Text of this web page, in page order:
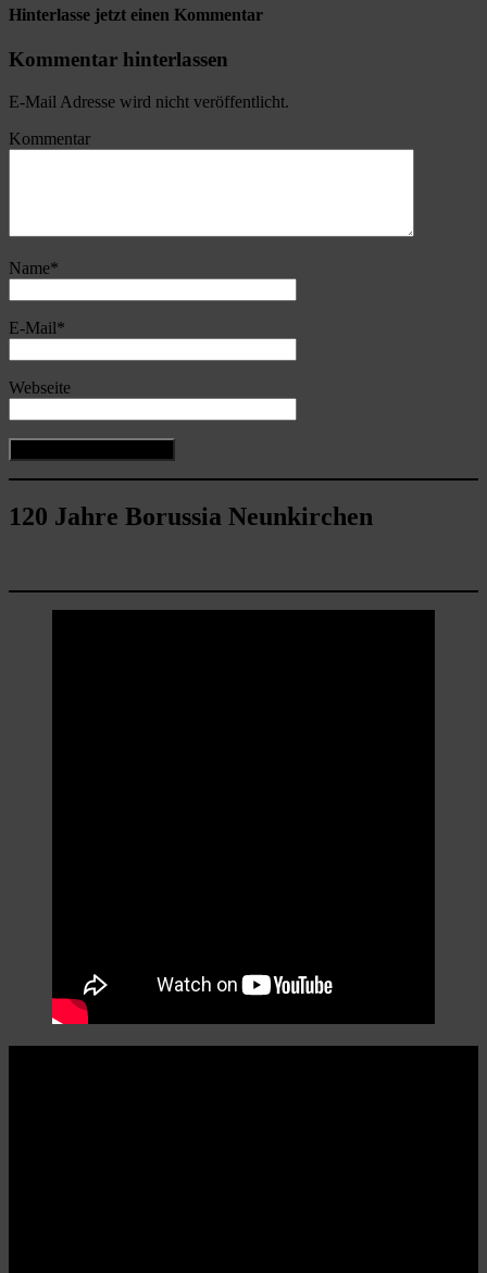
Hinterlasse jetzt einen Kommentar
Kommentar hinterlassen
E-Mail Adresse wird nicht veröffentlicht.
Kommentar
Name*
E-Mail*
Webseite
120 Jahre Borussia Neunkirchen